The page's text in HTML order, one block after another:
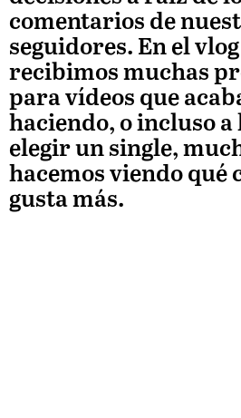
comentarios de
seguidores. En el
recibimos muchas
para vídeos que
haciendo, o incluso a
elegir un single,
hacemos viendo qué
gusta más.